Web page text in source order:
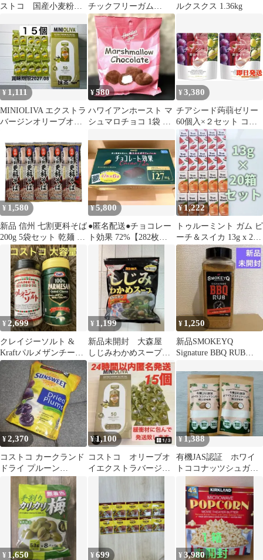
ストコ 国産小麦粉
ん 2袋1Kg③
チックフリーガム
21gx24個
ルクスクス 1.36kg
¥1,111
MINIOLIVA エクストラ
バージンオリーブオイ
¥580
ハワイアンホースト マ
シュマロチョコ 1袋 お
¥3,380
チアシード蒟蒻ゼリー
60個入×２セット コス
トコ
¥ 1,580
新品 信州 七割更科そば
200g 5袋セット 乾麺 蕎
麦 麺類 国産風味 コス
トコ
¥5,800
●匿名配送●チョコレー
ト効果 72%【282枚
¥1,222
トゥルーミント ガム ピ
ーチ＆スイカ 13g x 20
箱セット
¥2,699
クレイジーソルト &
Kraftパルメザンチーズ
大容量 コストコ
¥ 1,199
新品未開封 大森屋
しじみわかめスープ
３３袋入り コストコ
¥ 1,250
新品SMOKEYQ
Signature BBQ RUB
¥2,370
コストコ カークランド
ドライ プルーン
1.58kg ①
¥1,100
コストコ オリーブオ
イエクストラバージオ
オリーバ 小分け
¥1,388
有機JAS認証 ホワイ
トココナッツシュガ
200g×2袋セット
¥ 1,650 ¥699 ¥3,980